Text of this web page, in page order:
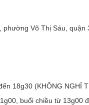
Võ Thị Sáu, quận
18g30 (KHÔNG NGHỈ
buổi chiều từ 13g00